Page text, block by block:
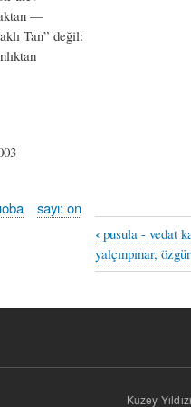
—
Tan” değil:
sayı: on
‹ pusula - vedat
yalçınpınar,
Kuzey